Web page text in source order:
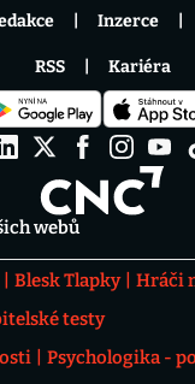
webů
Blesk Tlapky Hráči
testy
Psychologika -
Inzerce
RSS Kariéra